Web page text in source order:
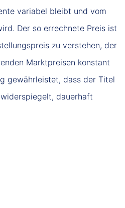
variabel bleibt und vom
Der so errechnete Preis ist
zu verstehen, der
Marktpreisen konstant
gewährleistet, dass der Titel
dauerhaft